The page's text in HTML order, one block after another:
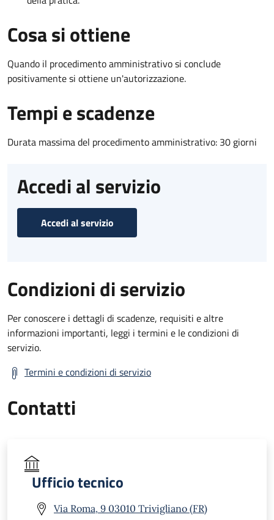
Cosa si ottiene
Quando il procedimento amministrativo si conclude
positivamente si ottiene un'autorizzazione.
Tempi e scadenze
Durata massima del procedimento amministrativo: 30 giorni
Accedi al servizio
Accedi al servizio
Condizioni di servizio
Per conoscere i dettagli di scadenze, requisiti e altre
informazioni importanti, leggi i termini e le condizioni di
servizio.
Termini e condizioni di servizio
Contatti
Ufficio tecnico
Via Roma, 9 03010 Trivigliano (FR)